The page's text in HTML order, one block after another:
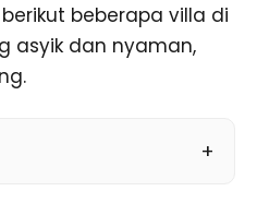
beberapa villa di
asyik dan nyaman,